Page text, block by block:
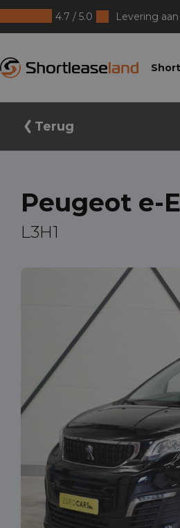
4.7 / 5.0 Levering
Terug
Peugeot e-
L3H1